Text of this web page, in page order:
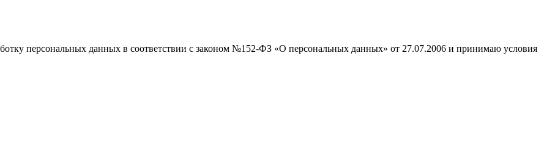
персональных данных в соответствии с законом №152-ФЗ «О персональных данных» от 27.07.2006 и принимаю условия